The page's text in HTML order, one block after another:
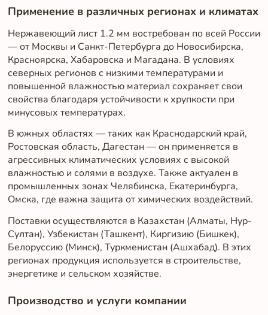
Применение в различных регионах и климатах
Нержавеющий лист 1.2 мм востребован по всей России
— от Москвы и Санкт-Петербурга до Новосибирска,
Красноярска, Хабаровска и Магадана. В условиях
северных регионов с низкими температурами и
повышенной влажностью материал сохраняет свои
свойства благодаря устойчивости к хрупкости при
минусовых температурах.
В южных областях — таких как Краснодарский край,
Ростовская область, Дагестан — он применяется в
агрессивных климатических условиях с высокой
влажностью и солями в воздухе. Также актуален в
промышленных зонах Челябинска, Екатеринбурга,
Омска, где важна защита от химических воздействий.
Поставки осуществляются в Казахстан (Алматы, Нур-
Султан), Узбекистан (Ташкент), Киргизию (Бишкек),
Белоруссию (Минск), Туркменистан (Ашхабад). В этих
регионах продукция используется в строительстве,
энергетике и сельском хозяйстве.
Производство и услуги компании